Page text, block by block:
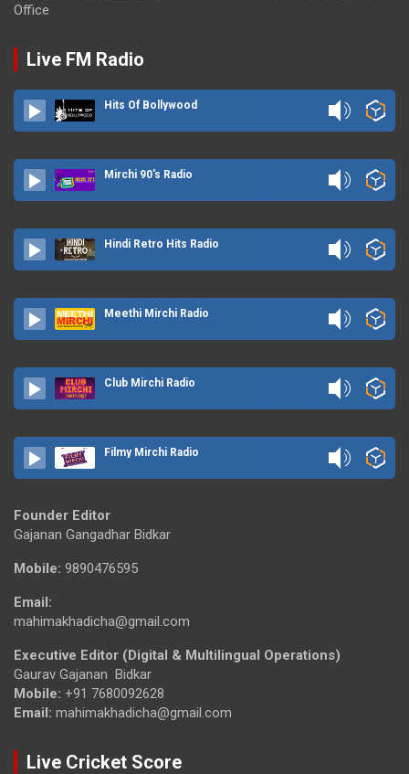
Office
Live FM Radio
Hits Of Bollywood
Mirchi 90's Radio
Hindi Retro Hits Radio
Meethi Mirchi Radio
Club Mirchi Radio
Filmy Mirchi Radio
Founder Editor
Gajanan Gangadhar Bidkar
Mobile: 9890476595
Email:
mahimakhadicha@gmail.com
Executive Editor (Digital & Multilingual Operations)
Gaurav Gajanan Bidkar
Mobile: +91 7680092628
Email: mahimakhadicha@gmail.com
Live Cricket Score